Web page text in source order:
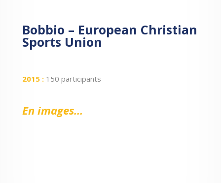
Bobbio – European Christian
Sports Union
2015:150 participants
En images…